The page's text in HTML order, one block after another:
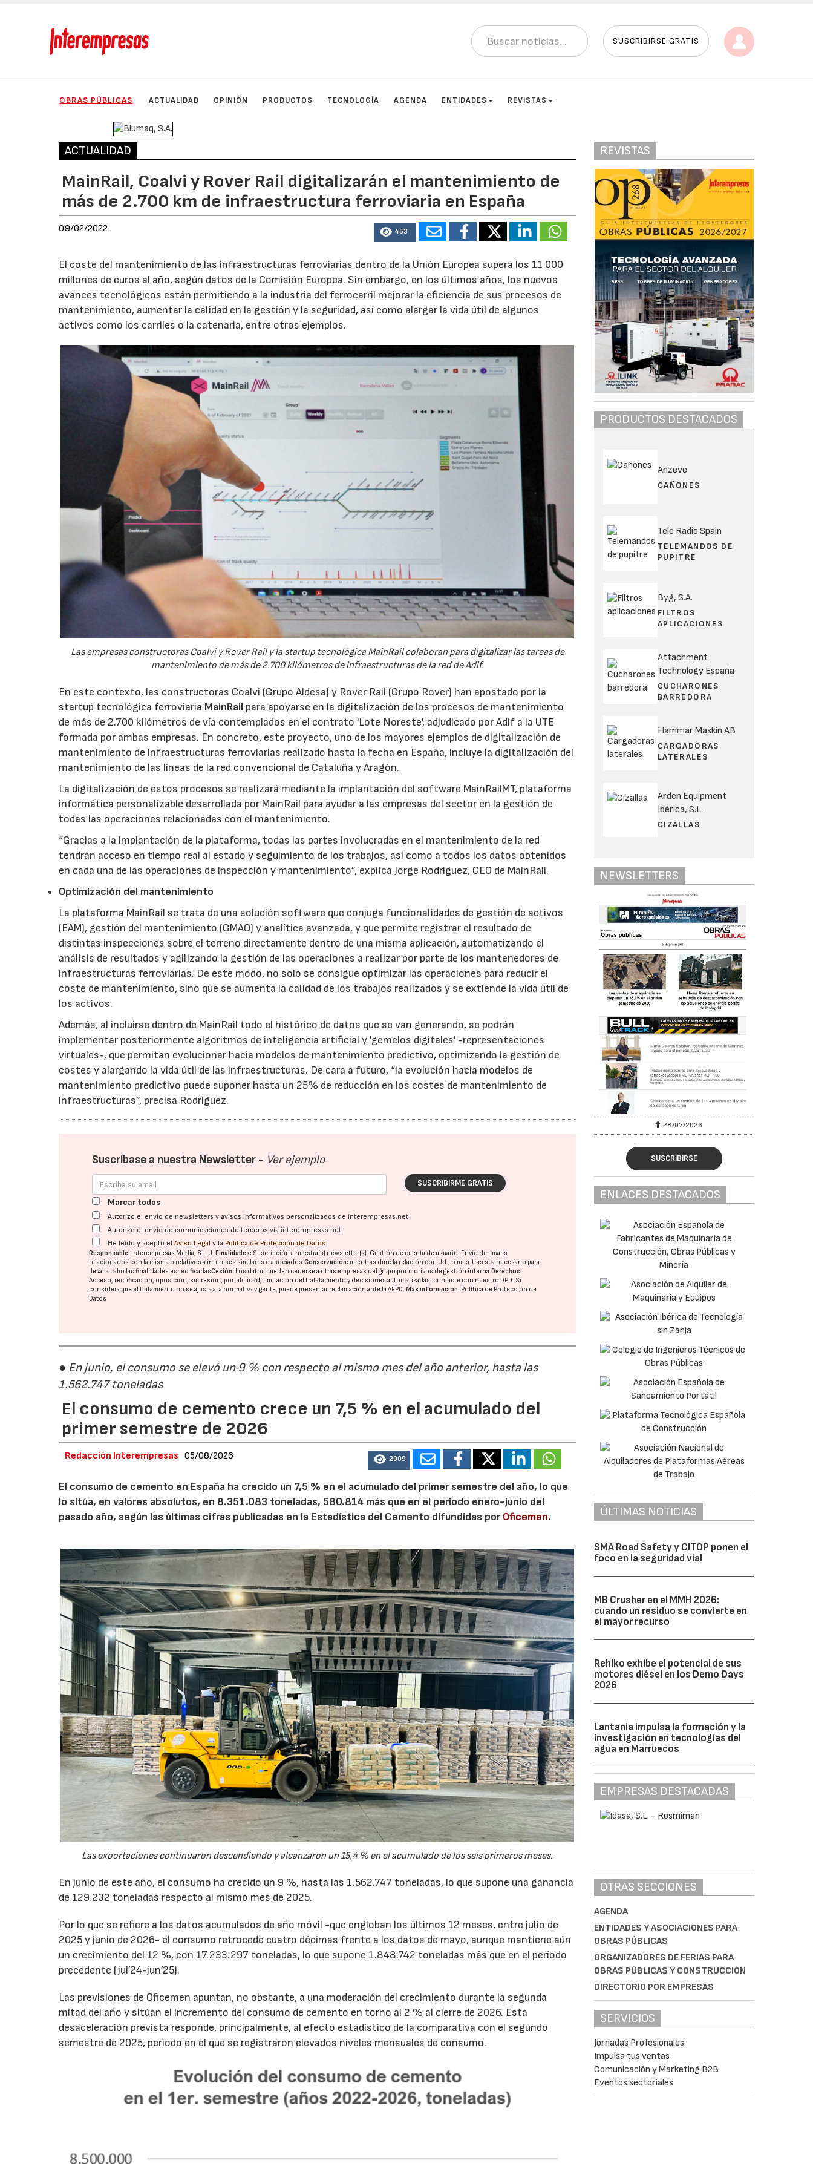
SUSCRIBIRSE GRATIS
OBRAS PÚBLICAS ACTUALIDAD OPINIÓN PRODUCTOS TECNOLOGÍA AGENDA ENTIDADES REVISTAS
ACTUALIDAD
MainRail, Coalvi y Rover Rail digitalizarán el mantenimiento de
más de 2.700 km de infraestructura ferroviaria en España
09/02/2022 453
El coste del mantenimiento de las infraestructuras ferroviarias dentro de la Unión Europea supera los 11.000
millones de euros al año, según datos de la Comisión Europea. Sin embargo, en los últimos años, los nuevos
avances tecnológicos están permitiendo a la industria del ferrocarril mejorar la eficiencia de sus procesos de
mantenimiento, aumentar la calidad en la gestión y la seguridad, así como alargar la vida útil de algunos
activos como los carriles o la catenaria, entre otros ejemplos.
Las empresas constructoras Coalvi y Rover Rail y la startup tecnológica MainRail colaboran para digitalizar las tareas de
mantenimiento de más de 2.700 kilómetros de infraestructuras de la red de Adif.
En este contexto, las constructoras Coalvi (Grupo Aldesa) y Rover Rail (Grupo Rover) han apostado por la
startup tecnológica ferroviaria MainRail para apoyarse en la digitalización de los procesos de mantenimiento
de más de 2.700 kilómetros de vía contemplados en el contrato 'Lote Noreste', adjudicado por Adif a la UTE
formada por ambas empresas. En concreto, este proyecto, uno de los mayores ejemplos de digitalización de
mantenimiento de infraestructuras ferroviarias realizado hasta la fecha en España, incluye la digitalización del
mantenimiento de las líneas de la red convencional de Cataluña y Aragón.
La digitalización de estos procesos se realizará mediante la implantación del software MainRailMT, plataforma
informática personalizable desarrollada por MainRail para ayudar a las empresas del sector en la gestión de
todas las operaciones relacionadas con el mantenimiento.
“Gracias a la implantación de la plataforma, todas las partes involucradas en el mantenimiento de la red
tendrán acceso en tiempo real al estado y seguimiento de los trabajos, así como a todos los datos obtenidos
en cada una de las operaciones de inspección y mantenimiento”, explica Jorge Rodríguez, CEO de MainRail.
Optimización del mantenimiento
La plataforma MainRail se trata de una solución software que conjuga funcionalidades de gestión de activos
(EAM), gestión del mantenimiento (GMAO) y analítica avanzada, y que permite registrar el resultado de
distintas inspecciones sobre el terreno directamente dentro de una misma aplicación, automatizando el
análisis de resultados y agilizando la gestión de las operaciones a realizar por parte de los mantenedores de
infraestructuras ferroviarias. De este modo, no solo se consigue optimizar las operaciones para reducir el
coste de mantenimiento, sino que se aumenta la calidad de los trabajos realizados y se extiende la vida útil de
los activos.
Además, al incluirse dentro de MainRail todo el histórico de datos que se van generando, se podrán
implementar posteriormente algoritmos de inteligencia artificial y 'gemelos digitales' -representaciones
virtuales-, que permitan evolucionar hacia modelos de mantenimiento predictivo, optimizando la gestión de
costes y alargando la vida útil de las infraestructuras. De cara a futuro, “la evolución hacia modelos de
mantenimiento predictivo puede suponer hasta un 25% de reducción en los costes de mantenimiento de
infraestructuras”, precisa Rodríguez.
Suscríbase a nuestra Newsletter - Ver ejemplo
SUSCRIBIRME GRATIS
Marcar todos
Autorizo el envío de newsletters y avisos informativos personalizados de interempresas.net
Autorizo el envío de comunicaciones de terceros vía interempresas.net
He leído y acepto elAviso Legal y la Política de Protección de Datos
Responsable: Interempresas Media, S.L.U. Finalidades: Suscripción a nuestra(s) newsletter(s). Gestión de cuenta de usuario. Envío de emails
relacionados con la misma o relativos a intereses similares o asociados.Conservación: mientras dure la relación con Ud., o mientras sea necesario para
llevar a cabo las finalidades especificadasCesión: Los datos pueden cederse a otras empresas del grupo por motivos de gestión interna. Derechos:
Acceso, rectificación, oposición, supresión, portabilidad, limitación del tratatamiento y decisiones automatizadas: contacte con nuestro DPD. Si
considera que el tratamiento no se ajusta a la normativa vigente, puede presentar reclamación ante laAEPD. Más información: Política de Protección de
Datos
● En junio, el consumo se elevó un 9 % con respecto al mismo mes del año anterior, hasta las
1.562.747 toneladas
El consumo de cemento crece un 7,5 % en el acumulado del
primer semestre de 2026
Redacción Interempresas 05/08/2026 2909
El consumo de cemento en España ha crecido un 7,5 % en el acumulado del primer semestre del año, lo que
lo sitúa, en valores absolutos, en 8.351.083 toneladas, 580.814 más que en el periodo enero-junio del
pasado año, según las últimas cifras publicadas en la Estadística del Cemento difundidas porOficemen.
Las exportaciones continuaron descendiendo y alcanzaron un 15,4 % en el acumulado de los seis primeros meses.
En junio de este año, el consumo ha crecido un 9 %, hasta las 1.562.747 toneladas, lo que supone una ganancia
de 129.232 toneladas respecto al mismo mes de 2025.
Por lo que se refiere a los datos acumulados de año móvil -que engloban los últimos 12 meses, entre julio de
2025 y junio de 2026- el consumo retrocede cuatro décimas frente a los datos de mayo, aunque mantiene aún
un crecimiento del 12 %, con 17.233.297 toneladas, lo que supone 1.848.742 toneladas más que en el período
precedente (jul’24-jun’25).
Las previsiones de Oficemen apuntan, no obstante, a una moderación del crecimiento durante la segunda
mitad del año y sitúan el incremento del consumo de cemento en torno al 2 % al cierre de 2026. Esta
desaceleración prevista responde, principalmente, al efecto estadístico de la comparativa con el segundo
semestre de 2025, período en el que se registraron elevados niveles mensuales de consumo.
REVISTAS
PRODUCTOS DESTACADOS
Anzeve
CAÑONES
Tele Radio Spain
TELEMANDOS DE
PUPITRE
Byg, S.A.
FILTROS
APLICACIONES
Attachment
Technology España
CUCHARONES
BARREDORA
Hammar Maskin AB
CARGADORAS
LATERALES
Arden Equipment
Ibérica, S.L.
CIZALLAS
NEWSLETTERS
28/07/2026
SUSCRIBIRSE
ENLACES DESTACADOS
ÚLTIMAS NOTICIAS
SMA Road Safety y CITOP ponen el
foco en la seguridad vial
MB Crusher en el MMH 2026:
cuando un residuo se convierte en
el mayor recurso
Rehlko exhibe el potencial de sus
motores diésel en los Demo Days
2026
Lantania impulsa la formación y la
investigación en tecnologías del
agua en Marruecos
EMPRESAS DESTACADAS
OTRAS SECCIONES
AGENDA
ENTIDADES Y ASOCIACIONES PARA
OBRAS PÚBLICAS
ORGANIZADORES DE FERIAS PARA
OBRAS PÚBLICAS Y CONSTRUCCIÓN
DIRECTORIO POR EMPRESAS
SERVICIOS
Jornadas Profesionales
Impulsa tus ventas
Comunicación y Marketing B2B
Eventos sectoriales